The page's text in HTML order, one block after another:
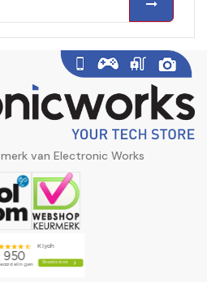
van Electronic Works